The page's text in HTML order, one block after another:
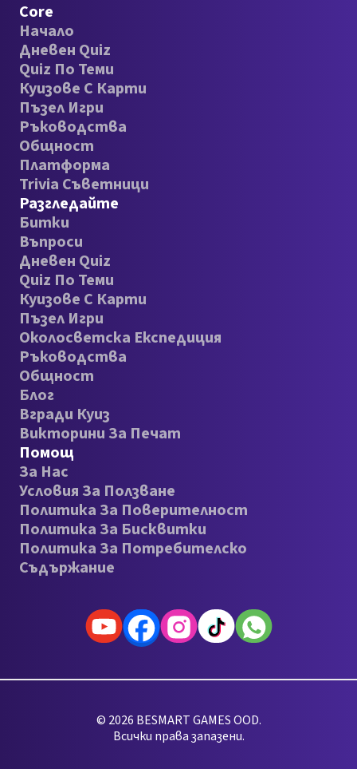
Core
Начало
Дневен Quiz
Quiz По Теми
Куизове С Карти
Пъзел Игри
Ръководства
Общност
Платформа
Trivia Съветници
Разгледайте
Битки
Въпроси
Дневен Quiz
Quiz По Теми
Куизове С Карти
Пъзел Игри
Околосветска Експедиция
Ръководства
Общност
Блог
Вгради Куиз
Викторини За Печат
Помощ
За Нас
Условия За Ползване
Политика За Поверителност
Политика За Бисквитки
Политика За Потребителско
Съдържание
© 2026 BESMART GAMES OOD.
Всички права запазени.